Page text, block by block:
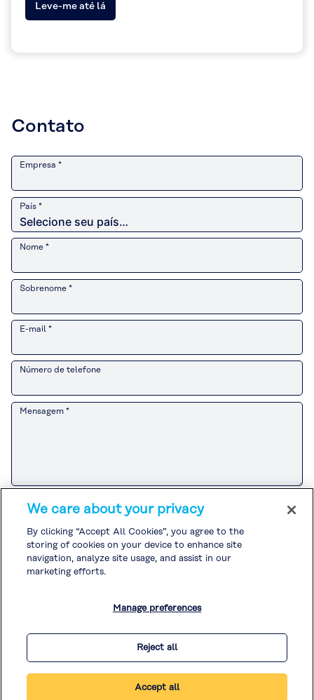
Leve-me até lá
Contato
Empresa *
País *
Nome *
Sobrenome *
E-mail *
Número de telefone
Mensagem *
Consulte o Aviso de Privacidade do Cliente
Kuraray lida com informações pessoais relacionadas a atividades de
Se você concorda com o Aviso de Privacidade do Cliente, marque a
caixa e envie sua solicitação.
Consulte aPolítica de Privacidadee aPolítica de Cookies
tratamento de outras informações pessoais.
We care about your privacy
By clicking “Accept All Cookies”, you agree to the
storing of cookies on your device to enhance site
navigation, analyze site usage, and assist in our
marketing efforts.
Manage preferences
Reject all
Accept all